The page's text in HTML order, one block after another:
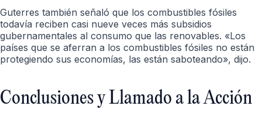
Guterres también señaló que los combustibles fósiles
todavía reciben casi nueve veces más subsidios
gubernamentales al consumo que las renovables. «Los
países que se aferran a los combustibles fósiles no están
protegiendo sus economías, las están saboteando», dijo.
Conclusiones y Llamado a la Acción